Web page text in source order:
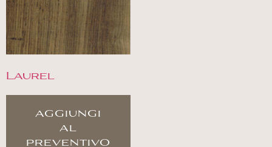
Laurel
aggiungi
al
preventivo